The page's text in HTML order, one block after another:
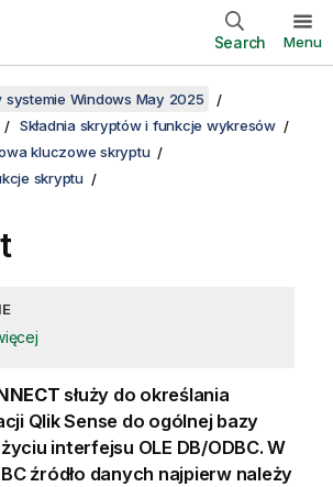
Search Menu
systemie Windows May 2025
Składnia skryptów i funkcje wykresów
kluczowe skryptu
skryptu
służy do określania
Qlik Sense do ogólnej bazy
interfejsu OLE DB/ODBC. W
źródło danych najpierw należy